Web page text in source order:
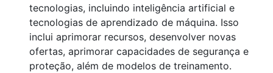
tecnologias, incluindo inteligência artificial e
tecnologias de aprendizado de máquina. Isso
inclui aprimorar recursos, desenvolver novas
ofertas, aprimorar capacidades de segurança e
proteção, além de modelos de treinamento.